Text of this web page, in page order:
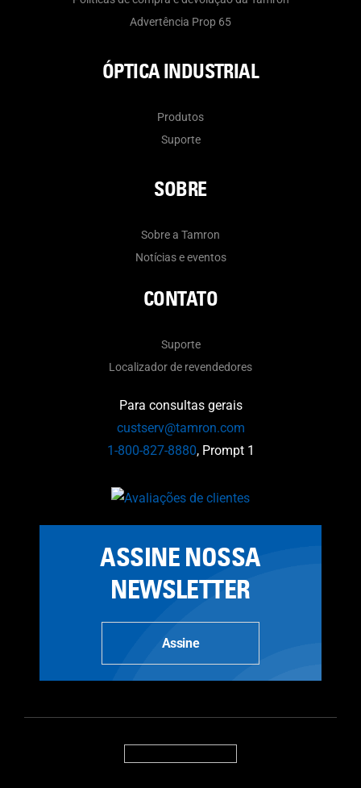
Advertência Prop 65
ÓPTICA INDUSTRIAL
Produtos
Suporte
SOBRE
Sobre a Tamron
Notícias e eventos
CONTATO
Suporte
Localizador de revendedores
Para consultas gerais
custserv@tamron.com
1-800-827-8880, Prompt 1
ASSINE NOSSA
NEWSLETTER
Assine